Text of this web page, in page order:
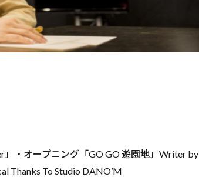
」・オープニング「GO GO 遊園地」Writer by
Thanks To Studio DANO’M